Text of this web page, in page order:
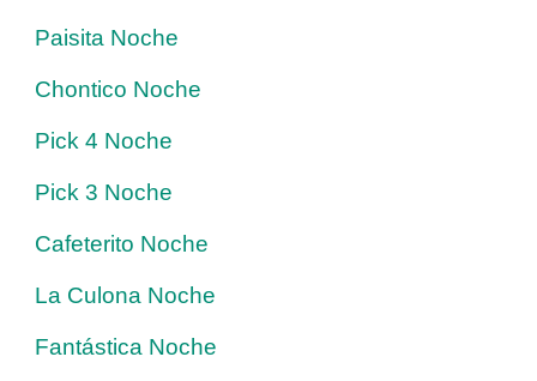
Paisita Noche
Chontico Noche
Pick 4 Noche
Pick 3 Noche
Cafeterito Noche
La Culona Noche
Fantástica Noche